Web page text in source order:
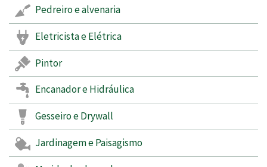
Pedreiro e alvenaria
Eletricista e Elétrica
Pintor
Encanador e Hidráulica
Gesseiro e Drywall
Jardinagem e Paisagismo